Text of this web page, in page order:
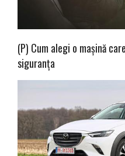
(P) Cum alegi o mașină
siguranța